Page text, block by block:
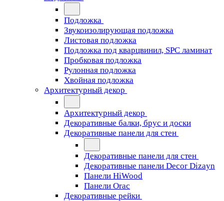
Подложка
Звукоизолирующая подложка
Листовая подложка
Подложка под кварцвинил, SPC ламинат
Пробковая подложка
Рулонная подложка
Хвойная подложка
Архитектурный декор
Архитектурный декор
Декоративные балки, брус и доски
Декоративные панели для стен
Декоративные панели для стен
Декоративные панели Decor Dizayn
Панели HiWood
Панели Orac
Декоративные рейки